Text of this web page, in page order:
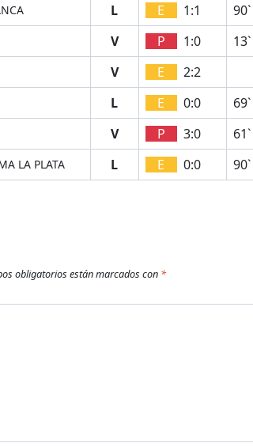
L E 1:1
90`
V P 1:0
13`
V E
2:2
L E 0:0
69`
V P 3:0
61`
LA PLATA L E 0:0 90`
obligatorios están marcados con *